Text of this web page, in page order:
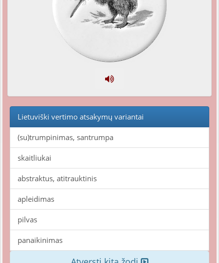
Lietuviški vertimo atsakymų variantai
(su)trumpinimas, santrumpa
skaitliukai
abstraktus, atitrauktinis
apleidimas
pilvas
panaikinimas